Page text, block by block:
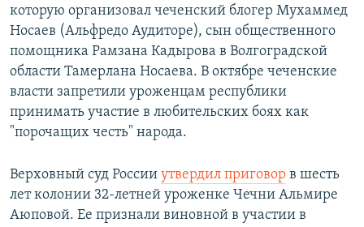
которую организовал чеченский блогер Мухаммед
Носаев (Альфредо Аудиторе), сын общественного
помощника Рамзана Кадырова в Волгоградской
области Тамерлана Носаева. В октябре чеченские
власти запретили уроженцам республики
принимать участие в любительских боях как
"порочащих честь" народа.
Верховный суд России утвердил приговор в шесть
лет колонии 32-летней уроженке Чечни Альмире
Аюповой. Ее признали виновной в участии в